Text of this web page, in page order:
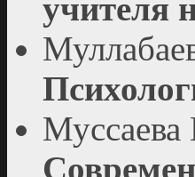
учителя
Муссаева